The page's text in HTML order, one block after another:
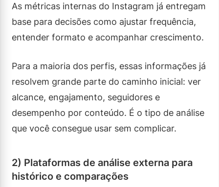
As métricas internas do Instagram já entregam
base para decisões como ajustar frequência,
entender formato e acompanhar crescimento.
Para a maioria dos perfis, essas informações já
resolvem grande parte do caminho inicial: ver
alcance, engajamento, seguidores e
desempenho por conteúdo. É o tipo de análise
que você consegue usar sem complicar.
2) Plataformas de análise externa para
histórico e comparações